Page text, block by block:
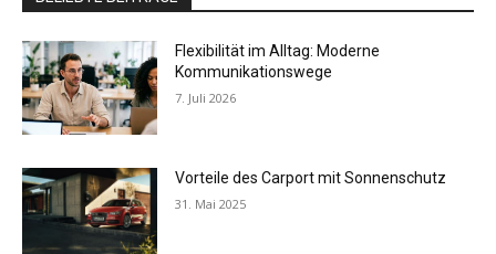
Flexibilität im Alltag: Moderne
Kommunikationswege
7. Juli 2026
Vorteile des Carport mit Sonnenschutz
31. Mai 2025